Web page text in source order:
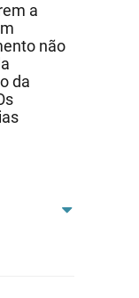
a
não
da